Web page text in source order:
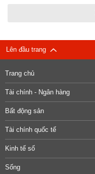
Lên đầu trang
Trang chủ
Tài chính - Ngân hàng
Bất động sản
Tài chính quốc tế
Kinh tế số
Sống